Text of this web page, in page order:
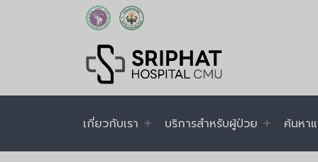
เกี่ยวกับเรา บริการสำหรับผู้ป่วย ค้นหา